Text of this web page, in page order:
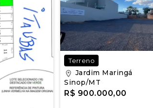
Terreno
Jardim Maringá
Sinop/MT
R$ 900.000,00